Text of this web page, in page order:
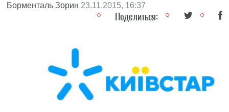
Борменталь Зорин 23.11.2015, 16:37
Поделиться: